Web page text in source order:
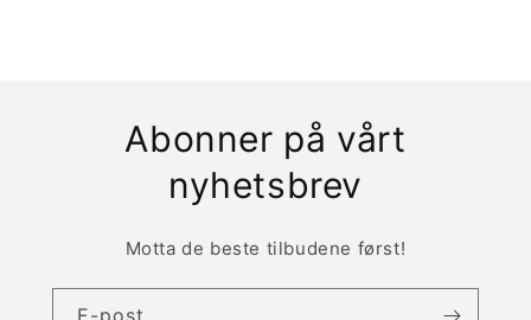
Abonner på vårt
nyhetsbrev
Motta de beste tilbudene først!
E-post